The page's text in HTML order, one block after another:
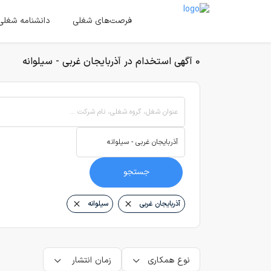
فرصت‌های شغلی دانشنامه
0 آگهی استخدام در آذربایجان غربی - سیلوانه
عنوان شغل، گروه شغلی، نام شرکت ...
جستجو
آذربایجان غربی سیلوانه
نوع همکاری زمان انتشار